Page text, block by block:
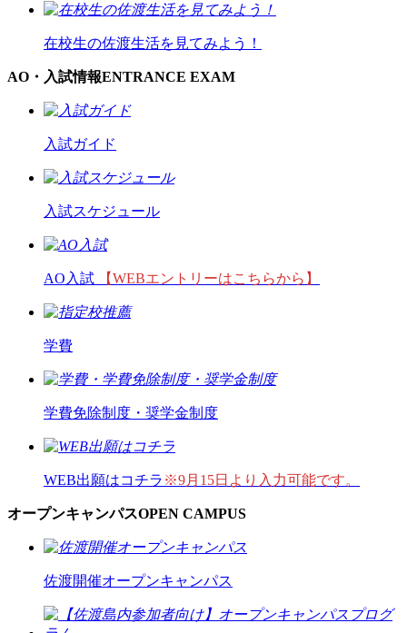
在校生の佐渡生活を見てみよう！
AO・入試情報ENTRANCE EXAM
入試ガイド
入試スケジュール
AO入試 【WEBエントリーはこちらから】
学費
学費免除制度・奨学金制度
WEB出願はコチラ ※9月15日より入力可能です。
オープンキャンパスOPEN CAMPUS
佐渡開催オープンキャンパス